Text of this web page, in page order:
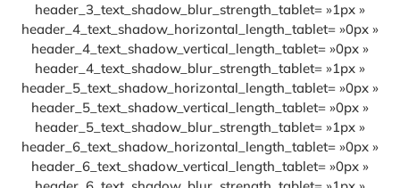
header_3_text_shadow_blur_strength_tablet= »1px »
header_4_text_shadow_horizontal_length_tablet= »0px »
header_4_text_shadow_vertical_length_tablet= »0px »
header_4_text_shadow_blur_strength_tablet= »1px »
header_5_text_shadow_horizontal_length_tablet= »0px »
header_5_text_shadow_vertical_length_tablet= »0px »
header_5_text_shadow_blur_strength_tablet= »1px »
header_6_text_shadow_horizontal_length_tablet= »0px »
header_6_text_shadow_vertical_length_tablet= »0px »